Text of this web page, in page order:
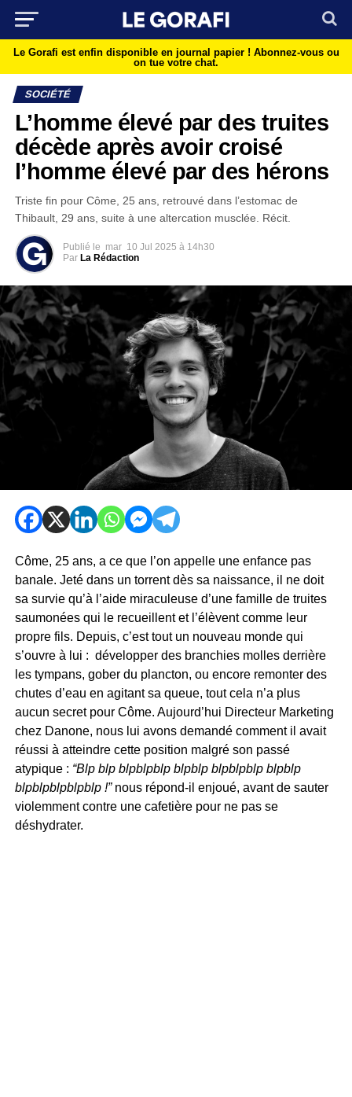
Le Gorafi est enfin disponible en journal papier ! Abonnez-vous ou
on tue votre chat.
SOCIÉTÉ
L’homme élevé par des truites
décède après avoir croisé
l’homme élevé par des hérons
Triste fin pour Côme, 25 ans, retrouvé dans l’estomac de
Thibault, 29 ans, suite à une altercation musclée. Récit.
Publié le mar 10 Jul 2025 à 14h30
Par La Rédaction
Côme, 25 ans, a ce que l’on appelle une enfance pas
banale. Jeté dans un torrent dès sa naissance, il ne doit
sa survie qu’à l’aide miraculeuse d’une famille de truites
saumonées qui le recueillent et l’élèvent comme leur
propre fils. Depuis, c’est tout un nouveau monde qui
s’ouvre à lui : développer des branchies molles derrière
les tympans, gober du plancton, ou encore remonter des
chutes d’eau en agitant sa queue, tout cela n’a plus
aucun secret pour Côme. Aujourd’hui Directeur Marketing
chez Danone, nous lui avons demandé comment il avait
réussi à atteindre cette position malgré son passé
atypique : “Blp blp blpblpblp blpblp blpblpblp blpblp
blpblpblpblpblp !”nous répond-il enjoué, avant de sauter
violemment contre une cafetière pour ne pas se
déshydrater.